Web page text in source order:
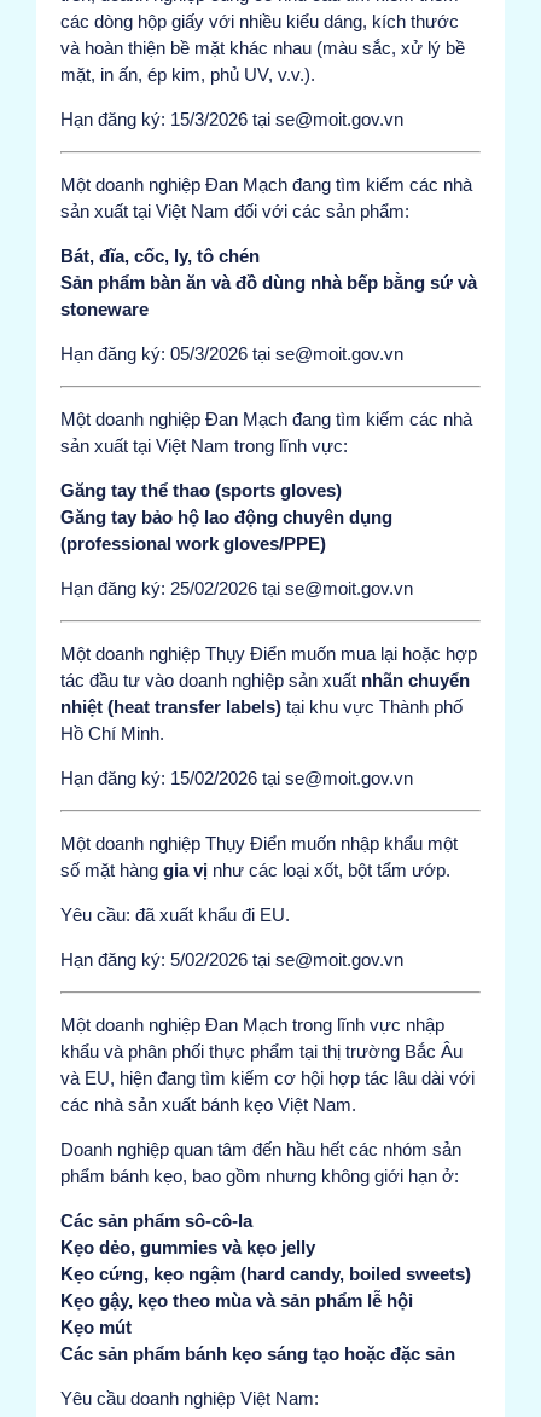
các dòng hộp giấy với nhiều kiểu dáng, kích thước
và hoàn thiện bề mặt khác nhau (màu sắc, xử lý bề
mặt, in ấn, ép kim, phủ UV, v.v.).
Hạn đăng ký: 15/3/2026 tại se@moit.gov.vn
Một doanh nghiệp Đan Mạch đang tìm kiếm các nhà
sản xuất tại Việt Nam đối với các sản phẩm:
Bát, đĩa, cốc, ly, tô chén
Sản phẩm bàn ăn và đồ dùng nhà bếp bằng sứ và
stoneware
Hạn đăng ký: 05/3/2026 tại se@moit.gov.vn
Một doanh nghiệp Đan Mạch đang tìm kiếm các nhà
sản xuất tại Việt Nam trong lĩnh vực:
Găng tay thể thao (sports gloves)
Găng tay bảo hộ lao động chuyên dụng
(professional work gloves/PPE)
Hạn đăng ký: 25/02/2026 tại se@moit.gov.vn
Một doanh nghiệp Thụy Điển muốn mua lại hoặc hợp
tác đầu tư vào doanh nghiệp sản xuất nhãn chuyển
nhiệt (heat transfer labels) tại khu vực Thành phố
Hồ Chí Minh.
Hạn đăng ký: 15/02/2026 tại se@moit.gov.vn
Một doanh nghiệp Thụy Điển muốn nhập khẩu một
số mặt hàng gia vị như các loại xốt, bột tẩm ướp.
Yêu cầu: đã xuất khẩu đi EU.
Hạn đăng ký: 5/02/2026 tại se@moit.gov.vn
Một doanh nghiệp Đan Mạch trong lĩnh vực nhập
khẩu và phân phối thực phẩm tại thị trường Bắc Âu
và EU, hiện đang tìm kiếm cơ hội hợp tác lâu dài với
các nhà sản xuất bánh kẹo Việt Nam.
Doanh nghiệp quan tâm đến hầu hết các nhóm sản
phẩm bánh kẹo, bao gồm nhưng không giới hạn ở:
Các sản phẩm sô-cô-la
Kẹo dẻo, gummies và kẹo jelly
Kẹo cứng, kẹo ngậm (hard candy, boiled sweets)
Kẹo gậy, kẹo theo mùa và sản phẩm lễ hội
Kẹo mút
Các sản phẩm bánh kẹo sáng tạo hoặc đặc sản
Yêu cầu doanh nghiệp Việt Nam: